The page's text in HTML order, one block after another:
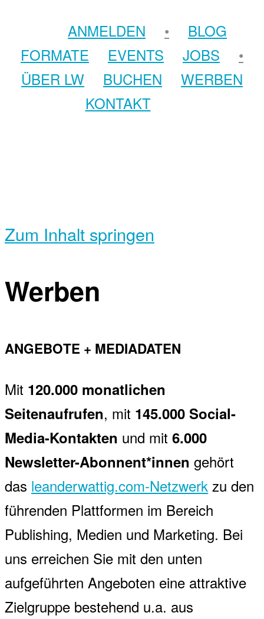
ANMELDEN •
BLOG
FORMATE
EVENTS JOBS
•
ÜBER LW
BUCHEN
WERBEN
KONTAKT
Zum Inhalt springen
Werben
ANGEBOTE + MEDIADATEN
Mit 120.000 monatlichen
Seitenaufrufen, mit 145.000 Social-
Media-Kontakten und mit 6.000
Newsletter-Abonnent*innen gehört
das leanderwattig.com-Netzwerk zu den
führenden Plattformen im Bereich
Publishing, Medien und Marketing. Bei
uns erreichen Sie mit den unten
aufgeführten Angeboten eine attraktive
Zielgruppe bestehend u.a. aus